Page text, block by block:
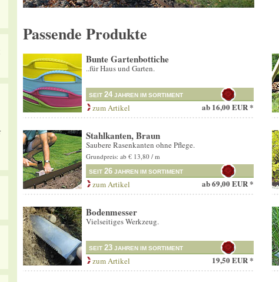
Passende Produkte
Bunte Gartenbottiche
..für Haus und Garten.
SEIT 24 JAHREN IM SORTIMENT
zum Artikel ab 16,00 EUR *
Stahlkanten, Braun
Saubere Rasenkanten ohne Pflege.
Grundpreis: ab € 13,80 / m
SEIT 26 JAHREN IM SORTIMENT
zum Artikel ab69,00 EUR *
Bodenmesser
Vielseitiges Werkzeug.
SEIT 23 JAHREN IM SORTIMENT
zum Artikel 19,50 EUR *